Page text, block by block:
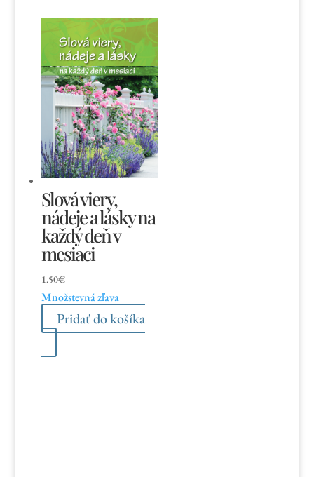
Slová viery,
nádeje a lásky na
každý deň v
mesiaci
1.50€
Množstevná zľava
Pridať do košíka